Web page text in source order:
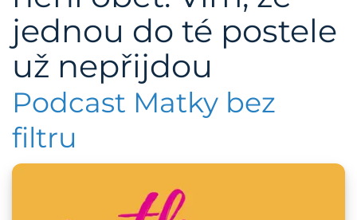
jednou do té postele
už nepřijdou
Podcast Matky bez
filtru